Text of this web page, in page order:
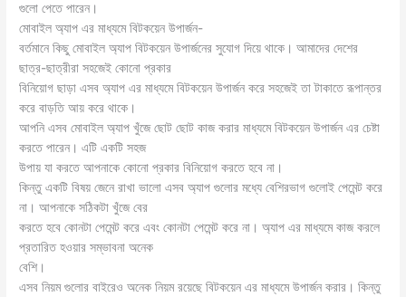
গুলো পেতে পারেন।
মোবাইল অ্যাপ এর মাধ্যমে বিটকয়েন উপার্জন-
বর্তমানে কিছু মোবাইল অ্যাপ বিটকয়েন উপার্জনের সুযোগ দিয়ে থাকে। আমাদের দেশের
ছাত্র-ছাত্রীরা সহজেই কোনো প্রকার
বিনিয়োগ ছাড়া এসব অ্যাপ এর মাধ্যমে বিটকয়েন উপার্জন করে সহজেই তা টাকাতে রূপান্তর
করে বাড়তি আয় করে থাকে।
আপনি এসব মোবাইল অ্যাপ খুঁজে ছোট ছোট কাজ করার মাধ্যমে বিটকয়েন উপার্জন এর চেষ্টা
করতে পারেন। এটি একটি সহজ
উপায় যা করতে আপনাকে কোনো প্রকার বিনিয়োগ করতে হবে না।
কিন্তু একটি বিষয় জেনে রাখা ভালো এসব অ্যাপ গুলোর মধ্যে বেশিরভাগ গুলোই পেমেন্ট করে
না। আপনাকে সঠিকটা খুঁজে বের
করতে হবে কোনটা পেমেন্ট করে এবং কোনটা পেমেন্ট করে না। অ্যাপ এর মাধ্যমে কাজ করলে
প্রতারিত হওয়ার সম্ভাবনা অনেক
বেশি।
এসব নিয়ম গুলোর বাইরেও অনেক নিয়ম রয়েছে বিটকয়েন এর মাধ্যমে উপার্জন করার। কিন্তু